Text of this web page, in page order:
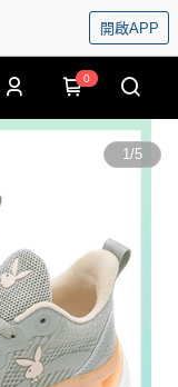
開啟APP
0
1/5